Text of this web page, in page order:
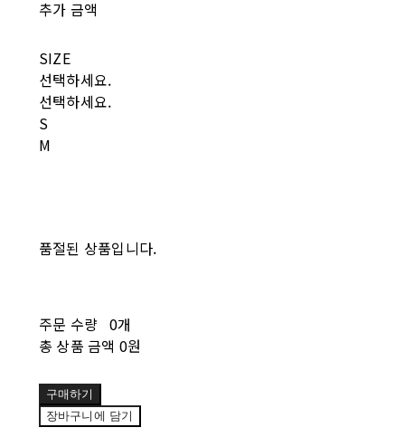
추가 금액
SIZE
선택하세요.
선택하세요.
S
M
품절된 상품입니다.
주문 수량 0개
총 상품 금액 0원
구매하기
장바구니에 담기